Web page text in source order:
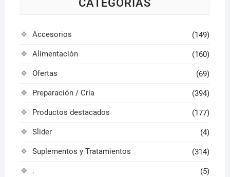
CATEGORÍAS
Accesorios (149)
Alimentación (160)
Ofertas (69)
Preparación / Cria (394)
Productos destacados (177)
Slider (4)
Suplementos y Tratamientos (314)
. (5)